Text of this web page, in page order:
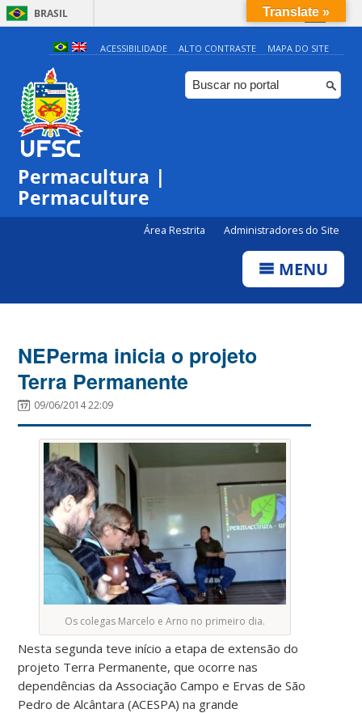
BRASIL
Simplifique!
Comunica BR
Participe
ACESSIBILIDADE ALTO CONTRASTE MAPA DO SITE
Permacultura |
Permaculture
Área Restrita Administradores do Site
MENU
NEPerma inicia o projeto
Terra Permanente
09/06/2014 22:09
Os colegas Marcelo e Arno no primeiro dia.
Nesta segunda teve início a etapa de extensão do
projeto Terra Permanente, que ocorre nas
dependências da Associação Campo e Ervas de São
Pedro de Alcântara (ACESPA) na grande
Translate »